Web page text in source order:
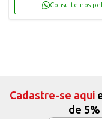
Consulte-nos
Cadastre-se aqui
de